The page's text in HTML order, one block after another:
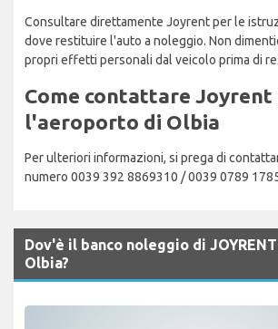
Consultare direttamente Joyrent per le
dove restituire l'auto a noleggio. Non
propri effetti personali dal veicolo prima di
Come contattare Joyrent
l'aeroporto di Olbia
Per ulteriori informazioni, si prega di
numero 0039 392 8869310 / 0039 0789
Dov'è il banco noleggio di
Olbia?